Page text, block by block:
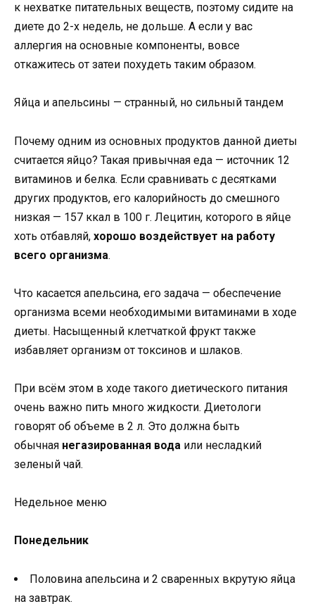
к нехватке питательных веществ, поэтому сидите на
диете до 2-х недель, не дольше. А если у вас
аллергия на основные компоненты, вовсе
откажитесь от затеи похудеть таким образом.
Яйца и апельсины — странный, но сильный тандем
Почему одним из основных продуктов данной диеты
считается яйцо? Такая привычная еда — источник 12
витаминов и белка. Если сравнивать с десятками
других продуктов, его калорийность до смешного
низкая — 157 ккал в 100 г. Лецитин, которого в яйце
хоть отбавляй, хорошо воздействует на работу
всего организма.
Что касается апельсина, его задача — обеспечение
организма всеми необходимыми витаминами в ходе
диеты. Насыщенный клетчаткой фрукт также
избавляет организм от токсинов и шлаков.
При всём этом в ходе такого диетического питания
очень важно пить много жидкости. Диетологи
говорят об объеме в 2 л. Это должна быть
обычная негазированная вода или несладкий
зеленый чай.
Недельное меню
Понедельник
Половина апельсина и 2 сваренных вкрутую яйца
на завтрак.